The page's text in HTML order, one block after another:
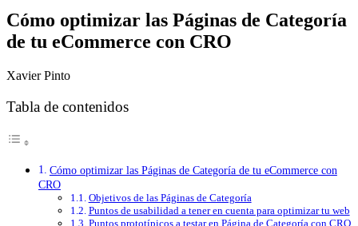
Cómo optimizar las Páginas de Categoría
de tu eCommerce con CRO
Xavier Pinto
Tabla de contenidos
Cómo optimizar las Páginas de Categoría de tu eCommerce con
CRO
Objetivos de las Páginas de Categoría
Puntos de usabilidad a tener en cuenta para optimizar tu web
Puntos prototípicos a testar en Página de Categoría con CRO